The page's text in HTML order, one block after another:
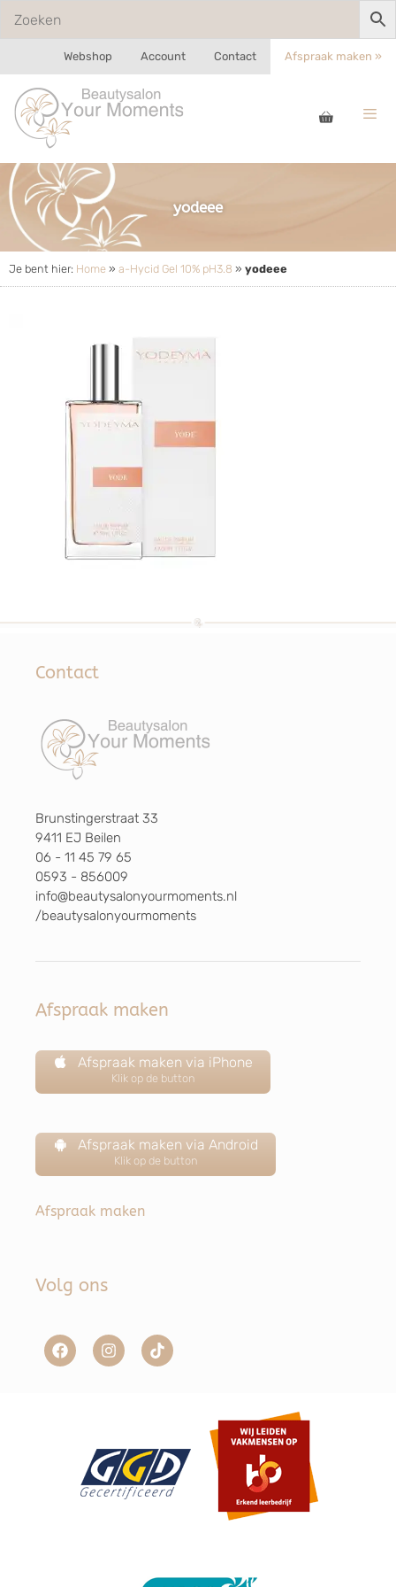
Webshop Account Contact Afspraak maken »
yodeee
Je bent hier: Home » a-Hycid Gel 10% pH3.8 » yodeee
Contact
Brunstingerstraat 33
9411 EJ Beilen
06 - 11 45 79 65
0593 - 856009
info@beautysalonyourmoments.nl
/beautysalonyourmoments
Afspraak maken
Afspraak maken via iPhone
Klik op de button
Afspraak maken via Android
Klik op de button
Afspraak maken
Volg ons